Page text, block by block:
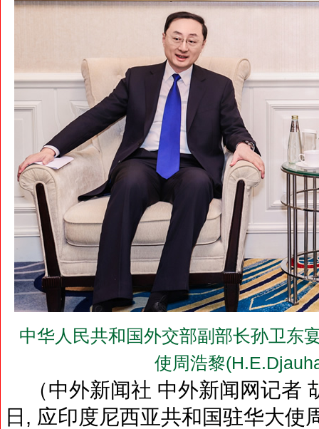
中华人民共和国外交部副部长孙卫东
使周浩黎
（中外新闻社 中外新闻网记者
日, 应印度尼西亚共和国驻华大使